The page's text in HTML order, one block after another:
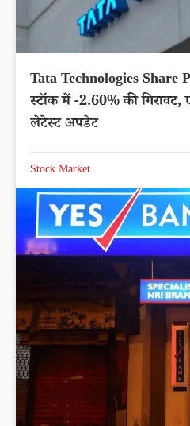
Tata Technologies Share
स्टॉक में -2.60% की गिरावट,
लेटेस्ट अपडेट
Stock Market